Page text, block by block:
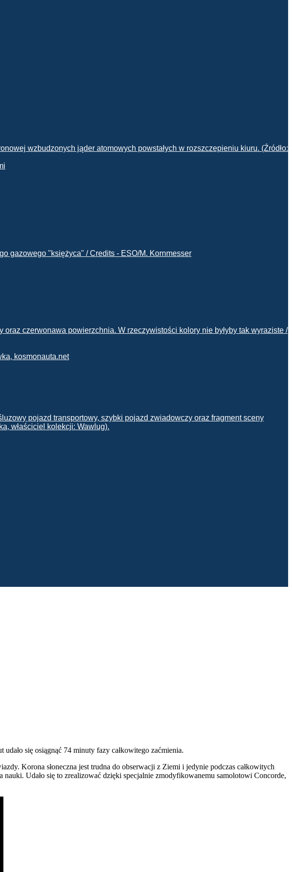
się osiągnąć 74 minuty fazy całkowitego zaćmienia.
Korona słoneczna jest trudna do obserwacji z Ziemi i jedynie podczas całkowitych
Udało się to zrealizować dzięki specjalnie zmodyfikowanemu samolotowi Concorde,